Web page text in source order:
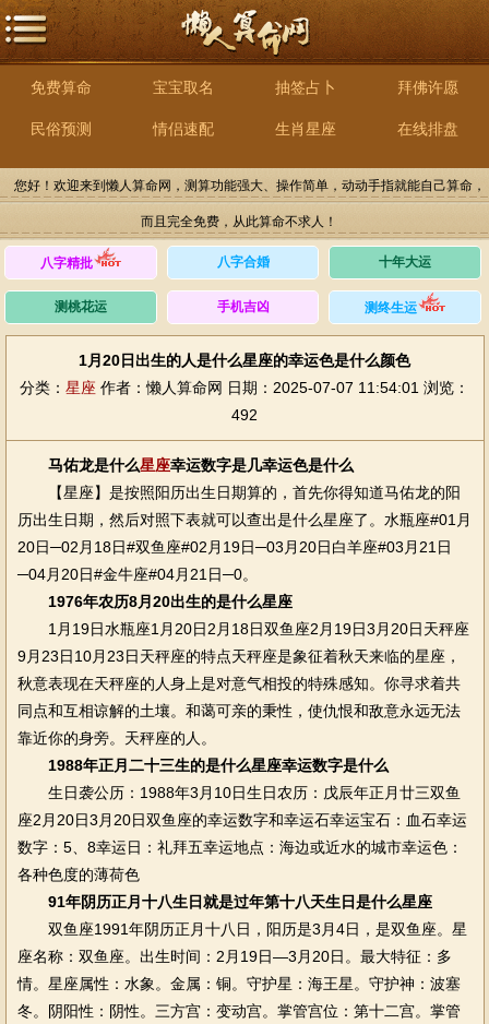
免费算命 宝宝取名 抽签占卜 拜佛许愿
民俗预测 情侣速配 生肖星座 在线排盘
您好！欢迎来到懒人算命网，测算功能强大、操作简单，动动手指就能自己算命，
而且完全免费，从此算命不求人！
八字精批 八字合婚 十年大运
测桃花运 手机吉凶 测终生运
1月20日出生的人是什么星座的幸运色是什么颜色
分类： 星座 作者：懒人算命网 日期：2025-07-07 11:54:01 浏览：
492
马佑龙是什么星座幸运数字是几幸运色是什么
【星座】是按照阳历出生日期算的，首先你得知道马佑龙的阳
历出生日期，然后对照下表就可以查出是什么星座了。水瓶座#01月
20日─02月18日#双鱼座#02月19日─03月20日白羊座#03月21日
─04月20日#金牛座#04月21日─0。
1976年农历8月20出生的是什么星座
1月19日水瓶座1月20日2月18日双鱼座2月19日3月20日天秤座
9月23日10月23日天秤座的特点天秤座是象征着秋天来临的星座，
秋意表现在天秤座的人身上是对意气相投的特殊感知。你寻求着共
同点和互相谅解的土壤。和蔼可亲的秉性，使仇恨和敌意永远无法
靠近你的身旁。天秤座的人。
1988年正月二十三生的是什么星座幸运数字是什么
生日袭公历：1988年3月10日生日农历：戊辰年正月廿三双鱼
座2月20日3月20日双鱼座的幸运数字和幸运石幸运宝石：血石幸运
数字：5、8幸运日：礼拜五幸运地点：海边或近水的城市幸运色：
各种色度的薄荷色
91年阴历正月十八生日就是过年第十八天生日是什么星座
双鱼座1991年阴历正月十八日，阳历是3月4日，是双鱼座。星
座名称：双鱼座。出生时间：2月19日—3月20日。最大特征：多
情。星座属性：水象。金属：铜。守护星：海王星。守护神：波塞
冬。阴阳性：阴性。三方宫：变动宫。掌管宫位：第十二宫。掌管